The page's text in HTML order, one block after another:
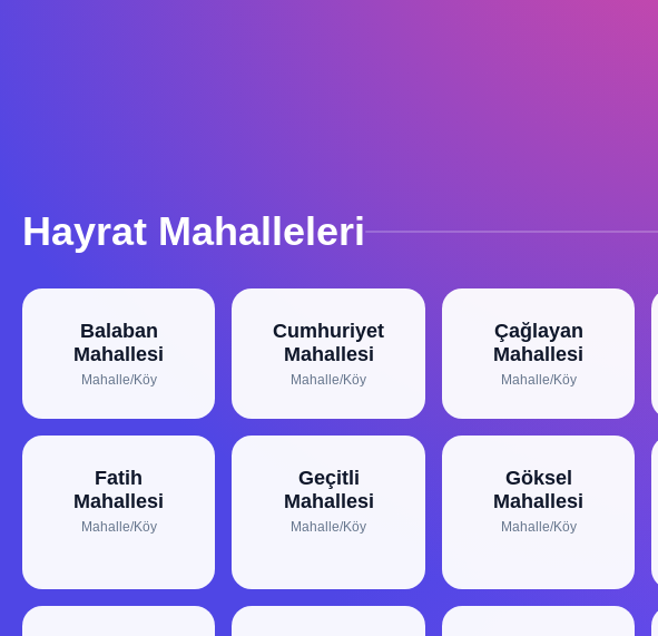
Hayrat Mahalleleri
Balaban
Mahallesi
Mahalle/Köy
Cumhuriyet
Mahallesi
Mahalle/Köy
Çağlayan
Mahallesi
Mahalle/Köy
Fatih
Mahallesi
Mahalle/Köy
Geçitli
Mahallesi
Mahalle/Köy
Göksel
Mahallesi
Mahalle/Köy